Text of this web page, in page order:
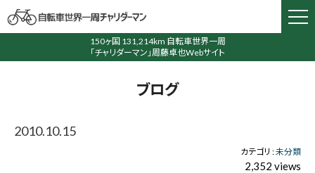
150ヶ国 131,214km 自転車世界一周
「チャリダーマン」周藤卓也Webサイト
ブログ
2010.10.15
カテゴリ :未分類
2,352 views